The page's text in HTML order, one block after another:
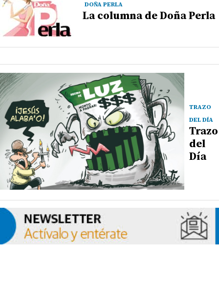
DOÑA PERLA
La columna de Doña Perla
TRAZO
DEL DÍA
Trazo
del
Día